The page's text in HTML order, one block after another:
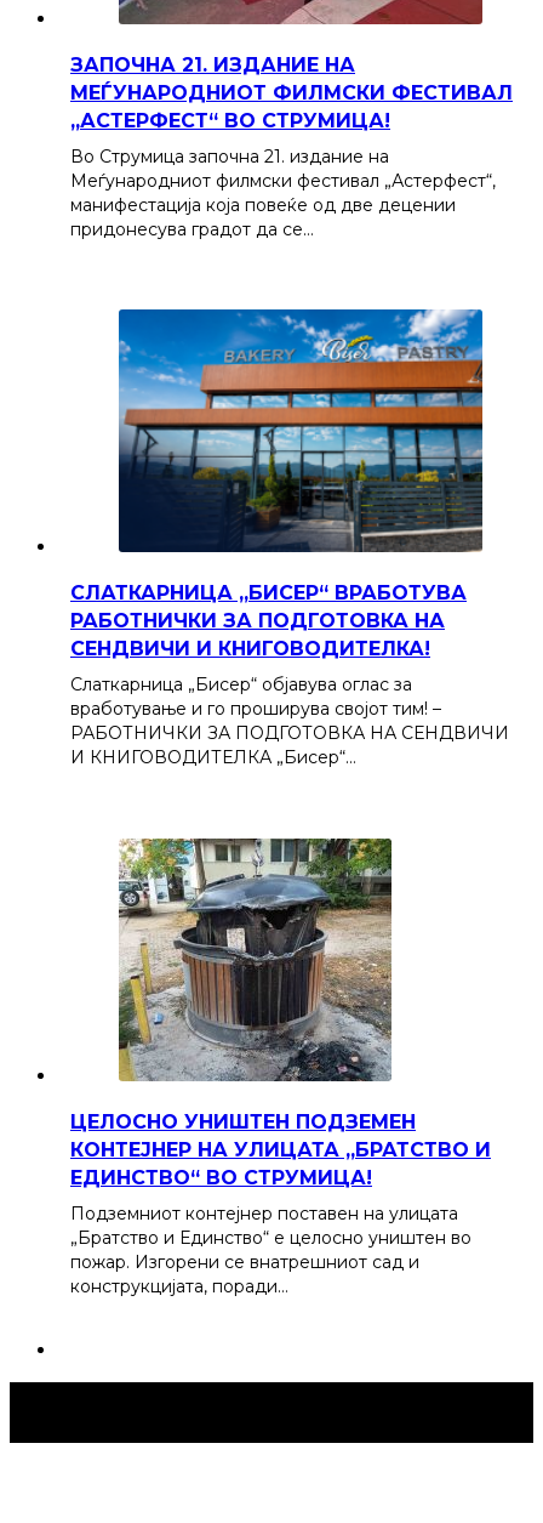
ЗАПОЧНА 21. ИЗДАНИЕ НА
МЕЃУНАРОДНИОТ ФИЛМСКИ ФЕСТИВАЛ
„АСТЕРФЕСТ“ ВО СТРУМИЦА!
Во Струмица започна 21. издание на
Меѓународниот филмски фестивал „Астерфест“,
манифестација која повеќе од две децении
придонесува градот да се…
СЛАТКАРНИЦА „БИСЕР“ ВРАБОТУВА
РАБОТНИЧКИ ЗА ПОДГОТОВКА НА
СЕНДВИЧИ И КНИГОВОДИТЕЛКА!
Слаткарница „Бисер“ објавува оглас за
вработување и го проширува својот тим! –
РАБОТНИЧКИ ЗА ПОДГОТОВКА НА СЕНДВИЧИ
И КНИГОВОДИТЕЛКА „Бисер“…
ЦЕЛОСНО УНИШТЕН ПОДЗЕМЕН
КОНТЕЈНЕР НА УЛИЦАТА „БРАТСТВО И
ЕДИНСТВО“ ВО СТРУМИЦА!
Подземниот контејнер поставен на улицата
„Братство и Единство“ е целосно уништен во
пожар. Изгорени се внатрешниот сад и
конструкцијата, поради…